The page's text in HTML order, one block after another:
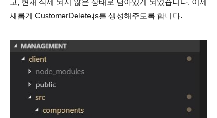
고, 현재 삭제 되지 않은 상태로 남아있게 되었습니다. 이제
새롭게 CustomerDelete.js를 생성해주도록 합니다.